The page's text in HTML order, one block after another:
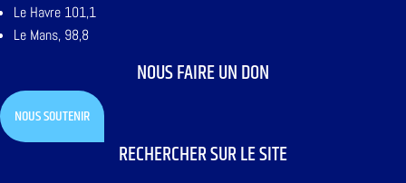
Le Havre 101,1
Le Mans, 98,8
NOUS FAIRE UN DON
NOUS SOUTENIR
RECHERCHER SUR LE SITE